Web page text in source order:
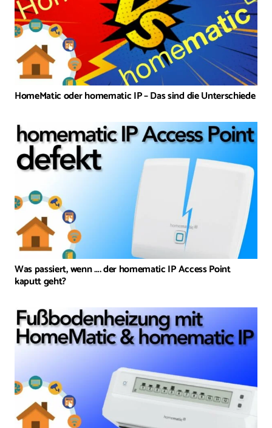
HomeMatic oder homematic IP – Das sind die Unterschiede
Was passiert, wenn …. der homematic IP Access Point
kaputt geht?